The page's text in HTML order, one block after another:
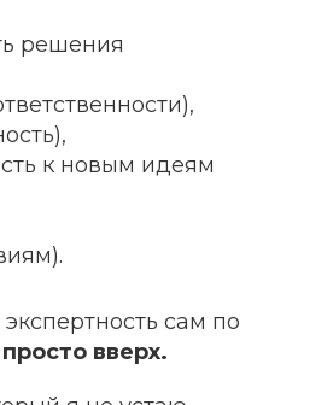
решения
к новым идеям
сам по
вверх.